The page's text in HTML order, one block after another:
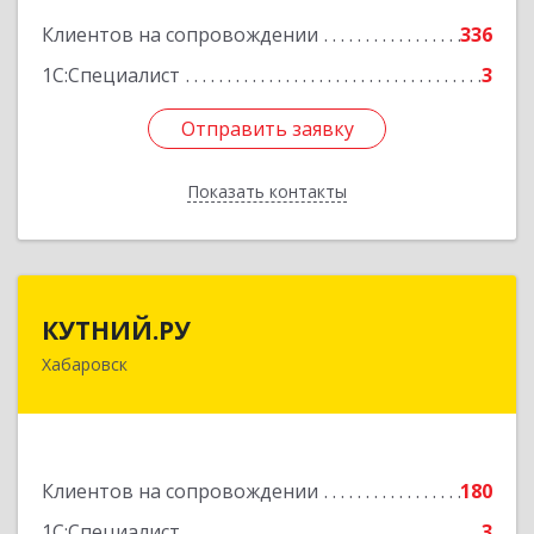
Клиентов на сопровождении
336
1С:Специалист
3
Отправить заявку
Показать контакты
Отправить заявку
Назад
КУТНИЙ.РУ
Хабаровск
Клиентов на сопровождении
180
680007, Хабаровский край, Хабаровск г,